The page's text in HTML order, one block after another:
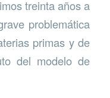
treinta años a
problemática
primas y de
del modelo de